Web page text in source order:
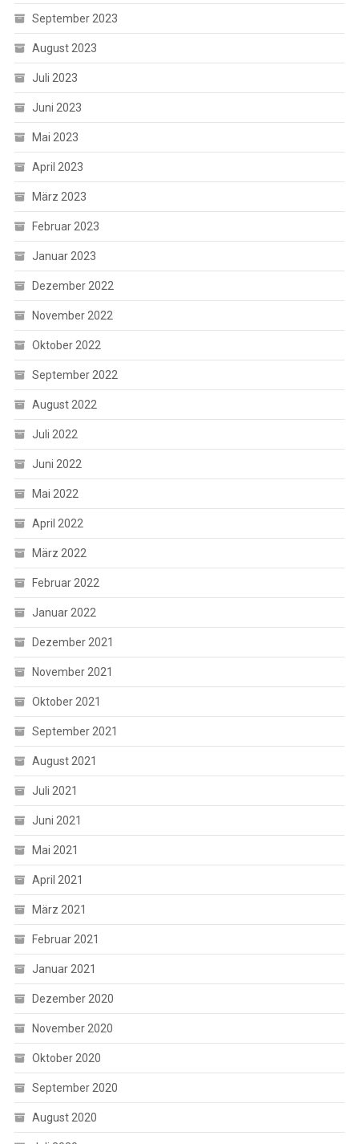
September 2023
August 2023
Juli 2023
Juni 2023
Mai 2023
April 2023
März 2023
Februar 2023
Januar 2023
Dezember 2022
November 2022
Oktober 2022
September 2022
August 2022
Juli 2022
Juni 2022
Mai 2022
April 2022
März 2022
Februar 2022
Januar 2022
Dezember 2021
November 2021
Oktober 2021
September 2021
August 2021
Juli 2021
Juni 2021
Mai 2021
April 2021
März 2021
Februar 2021
Januar 2021
Dezember 2020
November 2020
Oktober 2020
September 2020
August 2020